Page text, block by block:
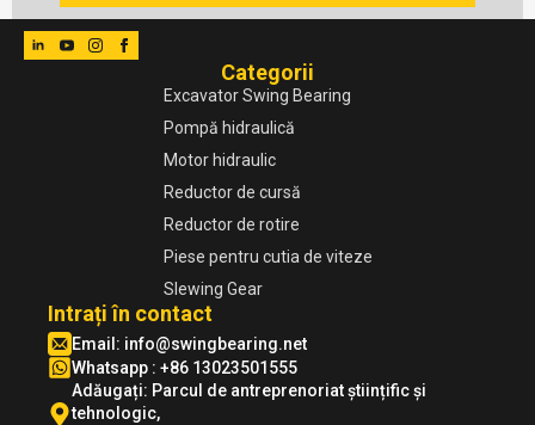
Categorii
Excavator Swing Bearing
Pompă hidraulică
Motor hidraulic
Reductor de cursă
Reductor de rotire
Piese pentru cutia de viteze
Slewing Gear
Intrați în contact
Email: info@swingbearing.net
Whatsapp : +86 13023501555
Adăugați: Parcul de antreprenoriat științific și
tehnologic,